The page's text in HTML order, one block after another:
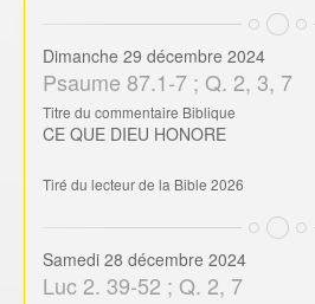
Dimanche 29 décembre 2024
Psaume 87.1-7 ; Q. 2, 3, 7
Titre du commentaire Biblique
CE QUE DIEU HONORE
Tiré du lecteur de la Bible 2026
Samedi 28 décembre 2024
Luc 2. 39-52 ; Q. 2, 7